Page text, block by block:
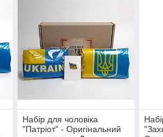
Набір для чоловіка
"Патріот" - Оригінальний